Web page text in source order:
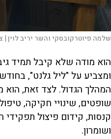
שלמה פיוטרקובסקי והשר יריב לוין |
הוא מודה שלא קיבל תמיד
המהלך הגדול. לצד זאת, הוא
שופטים, שינויי חקיקה,
קנסות, קידום פיצול תפקידי
ושומרון.